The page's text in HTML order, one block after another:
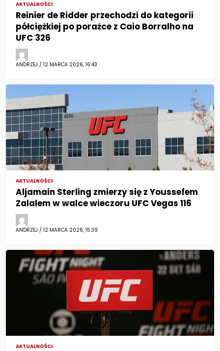
AKTUALNOŚCI
Reinier de Ridder przechodzi do kategorii
półciężkiej po porażce z Caio Borralho na
UFC 326
ANDRZEJ / 12 MARCA 2026, 16:43
AKTUALNOŚCI
Aljamain Sterling zmierzy się z Youssefem
Zalalem w walce wieczoru UFC Vegas 116
ANDRZEJ / 12 MARCA 2026, 15:39
AKTUALNOŚCI